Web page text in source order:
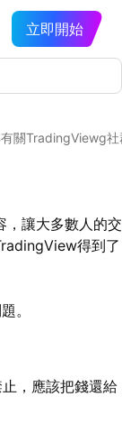
立即開始
關TradingViewg
，讓大多數人的交
得到了
。
，應該把錢還給